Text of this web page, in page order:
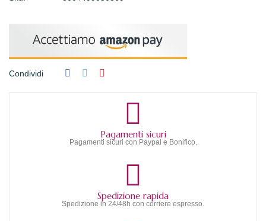
Condividi
Pagamenti sicuri
Pagamenti sicuri con Paypal e Bonifico.
Spedizione rapida
Spedizione in 24/48h con corriere espresso.